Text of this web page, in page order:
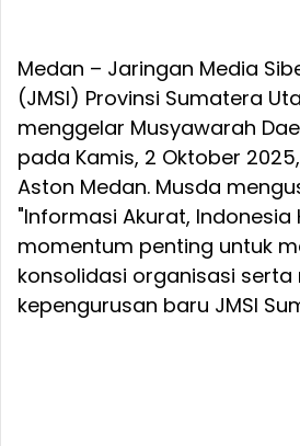
Medan – Jaringan Media
(JMSI) Provinsi Sumatera
menggelar Musyawarah
pada Kamis, 2 Oktober
Aston Medan. Musda
"Informasi Akurat,
momentum penting untuk
konsolidasi organisasi serta
kepengurusan baru JMSI